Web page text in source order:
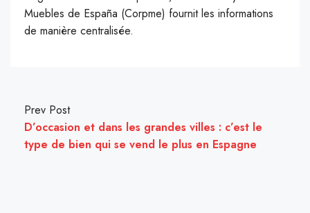
Muebles de España (Corpme) fournit les informations
de manière centralisée.
Prev Post
D’occasion et dans les grandes villes : c’est le
type de bien qui se vend le plus en Espagne